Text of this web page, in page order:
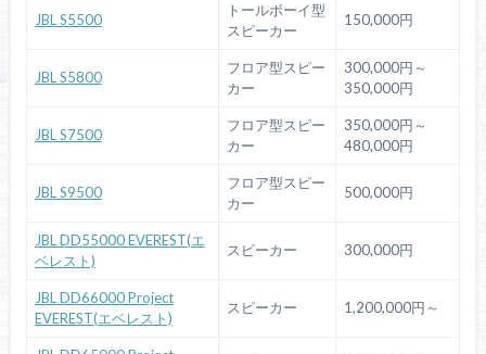
JBL S5500
トールボーイ型
スピーカー
150,000円
JBL S5800
フロア型スピー
カー
300,000円～
350,000円
JBL S7500
フロア型スピー
カー
350,000円～
480,000円
JBL S9500
フロア型スピー
カー
500,000円
JBL DD55000 EVEREST(エ
ベレスト)
スピーカー 300,000円
JBL DD66000 Project
EVEREST(エベレスト)
スピーカー 1,200,000円～